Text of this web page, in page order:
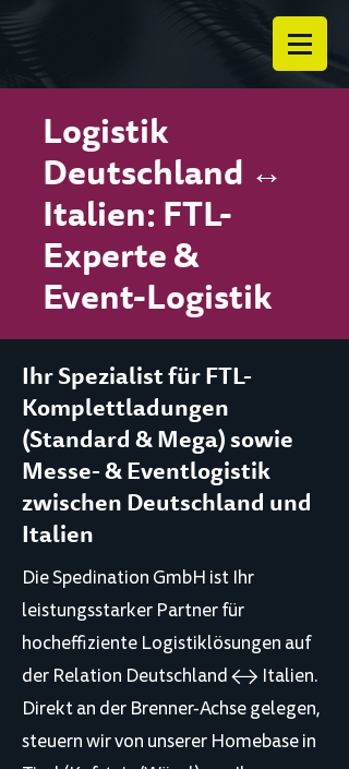
Logistik
Deutschland ↔
Italien: FTL-
Experte &
Event-Logistik
Ihr Spezialist für FTL-
Komplettladungen
(Standard & Mega) sowie
Messe- & Eventlogistik
zwischen Deutschland und
Italien
Die Spedination GmbH ist Ihr
leistungsstarker Partner für
hocheffiziente Logistiklösungen auf
der Relation Deutschland ↔ Italien.
Direkt an der Brenner-Achse gelegen,
steuern wir von unserer Homebase in